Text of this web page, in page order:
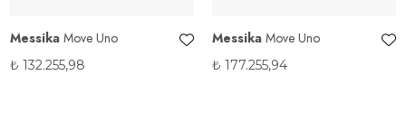
Messika Move Uno
₺ 132.255,98
Messika Move Uno
₺ 177.255,94